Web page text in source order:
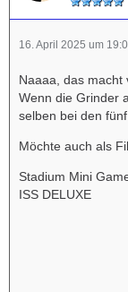
16. April 2025 um
Naaaa, das macht
Wenn die Grinder
selben bei den
Möchte auch als
Stadium Mini
ISS DELUXE